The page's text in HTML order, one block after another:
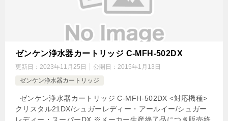
ゼンケン浄水器カートリッジ C-MFH-502DX
更新日： 2023年11月25日 公開日： 2015年1月13日
ゼンケン浄水器カートリッジ
ゼンケン浄水器カートリッジ C-MFH-502DX <対応機種>
クリスタル21DX/シュガーレディー・アールイー/シュガー